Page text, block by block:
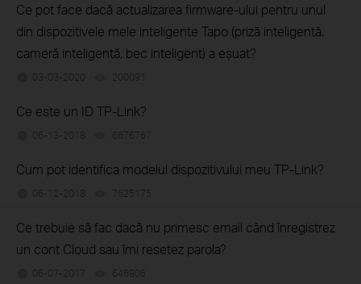
Ce pot face dacă actualizarea firmware-ului pentru unul
din dispozitivele mele inteligente Tapo (priză inteligentă,
cameră inteligentă, bec inteligent) a eșuat?
03-03-2020 200091
Ce este un ID TP-Link?
06-13-2018 6676767
Cum pot identifica modelul dispozitivului meu TP-Link?
06-12-2018 7625175
Ce trebuie să fac dacă nu primesc email când înregistrez
un cont Cloud sau îmi resetez parola?
06-07-2017 646905